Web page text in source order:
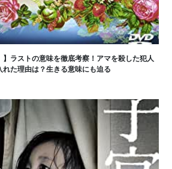
】ラストの意味を徹底考察！アマを殺した犯人
た理由は？生きる意味にも迫る